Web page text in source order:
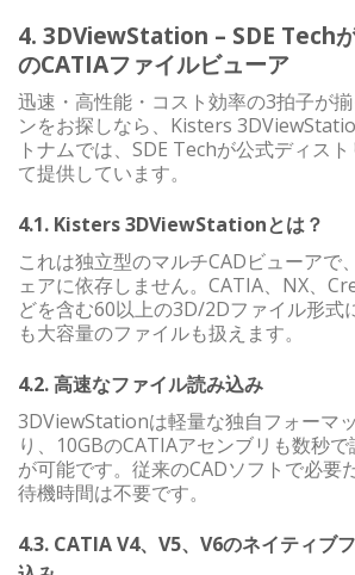
4. 3DViewStation – SDE Tech
のCATIAファイルビューア
迅速・高性能・コスト効率の3拍子が
ンをお探しなら、Kisters
トナムでは、SDE Techが公式ディス
て提供しています。
4.1. Kisters 3DViewStationとは？
これは独立型のマルチCADビューアで
ェアに依存しません。CATIA、NX、
どを含む60以上の3D/2Dファイル形式
も大容量のファイルも扱えます。
4.2. 高速なファイル読み込み
3DViewStationは軽量な独自フォーマ
り、10GBのCATIAアセンブリも数秒
が可能です。従来のCADソフトで必要
待機時間は不要です。
4.3. CATIA V4、V5、V6のネイティブ